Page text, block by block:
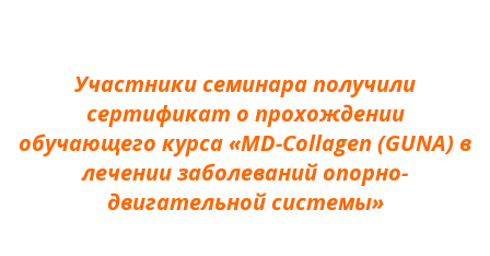
Участники семинара получили
сертификат о прохождении
обучающего курсa «MD-Collagen (GUNA) в
лечении заболеваний опорно-
двигательной системы»